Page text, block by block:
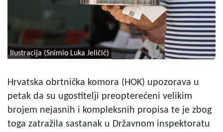
Ilustracija (Snimio Luka Jeličić)
Hrvatska obrtnička komora (HOK) upozorava u
petak da su ugostitelji preopterećeni velikim
brojem nejasnih i kompleksnih propisa te je zbog
toga zatražila sastanak u Državnom inspektoratu